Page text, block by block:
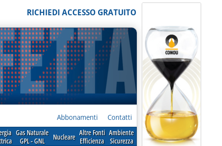
RICHIEDI ACCESSO GRATUITO
Abbonamenti Contatti
Gas Naturale
GPL - GNL
Nucleare Altre Fonti
Efficienza
Ambiente
Sicurezza